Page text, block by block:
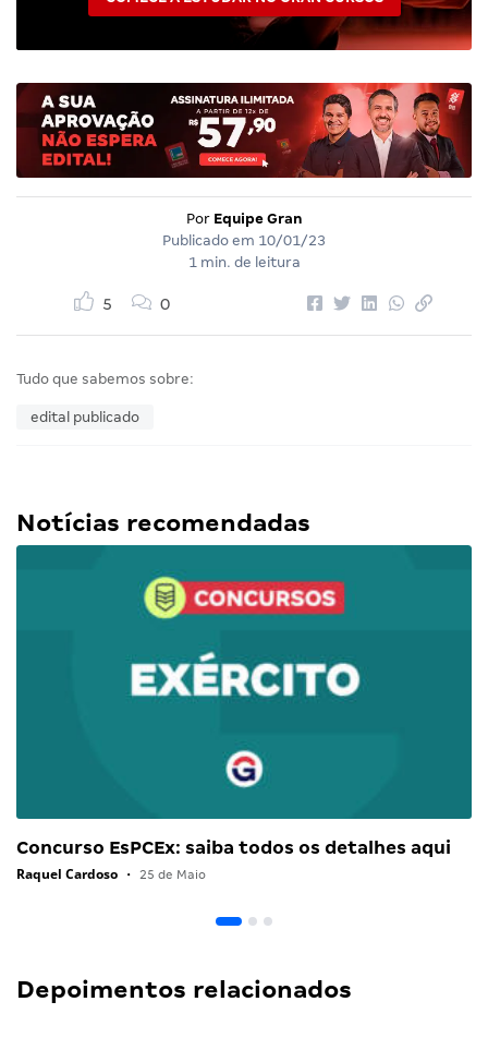
Por Equipe Gran
Publicado em 10/01/23
1 min. de leitura
5 0
Tudo que sabemos sobre:
edital publicado
Notícias recomendadas
Concurso EsPCEx: saiba todos os detalhes aqui
Raquel Cardoso • 25 de Maio
Depoimentos relacionados